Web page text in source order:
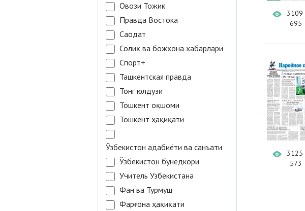
3109
695
3125
573
Овози Тожик
Правда Востока
Саодат
Солиқ ва божхона хабарлари
Спорт+
Ташкентская правда
Тонг юлдузи
Тошкент оқшоми
Тошкент ҳақиқати
Ўзбекистон адабиёти ва санъати
Ўзбекистон бунёдкори
Учитель Узбекистана
Фан ва Турмуш
Фарғона ҳақиқати